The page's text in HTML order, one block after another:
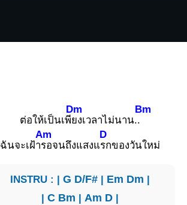
ต่อให้เป็นเพี
Dm
ยงเวลาไม่นาน..
Bm
ฉันจะเฝ้า
Am
รอจนถึงแสงแ
D
รกของวันใหม่
INSTRU : |G D/F# | Em Dm |
|C Bm | Am D |